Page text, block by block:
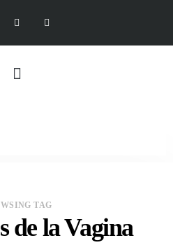
TAG
de la Vagina